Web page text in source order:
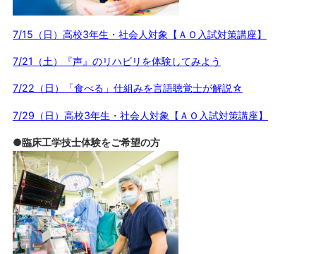
7/15（日）高校3年生・社会人対象【ＡＯ入試対策講座】
7/21（土）『声』のリハビリを体験してみよう
7/22（日）「食べる」仕組みを言語聴覚士が解説☆
7/29（日）高校3年生・社会人対象【ＡＯ入試対策講座】
●臨床工学技士体験をご希望の方